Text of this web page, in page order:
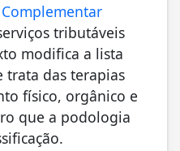
tributáveis
modifica a lista
trata das terapias
físico, orgânico e
que a podologia